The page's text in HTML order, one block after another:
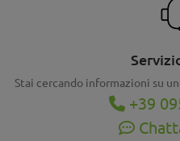
Stai cercando informazioni su
+39